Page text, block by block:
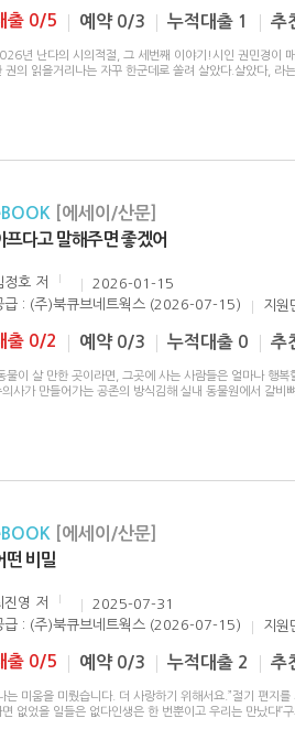
출 0/5 예약 0/3 누적대출 1 추
년 난다의 시의적절, 그 세번째 이야기!시인 권민경이
권의 읽을거리나는 자꾸 한군데로 쏠려 살았다.살았다, 라
[에세이/산문]
프다고 말해주면 좋겠어
정호 저
2026-01-15
급 : (주)북큐브네트웍스 (2026-07-15)
지원
출 0/2 예약 0/3 누적대출 0 추
물이 살 만한 곳이라면, 그곳에 사는 사람들은 얼마나 행복
의사가 만들어가는 공존의 방식김해 실내 동물원에서 갈비
[에세이/산문]
떤 비밀
진영 저
2025-07-31
급 : (주)북큐브네트웍스 (2026-07-15)
지원
출 0/5 예약 0/3 누적대출 2 추
는 미움을 미뤘습니다. 더 사랑하기 위해서요.”절기 편지
면 없었을 일들은 없다인생은 한 번뿐이고 우리는 만났다『구